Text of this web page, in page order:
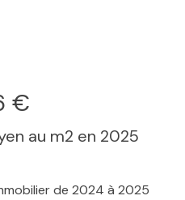
€
au m2 en 2025
de 2024 à 2025